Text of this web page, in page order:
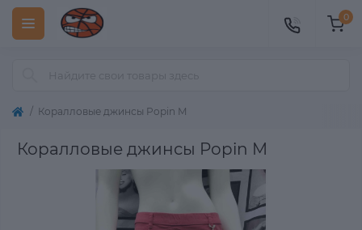
0
Коралловые джинсы Popin M
Коралловые джинсы Popin M